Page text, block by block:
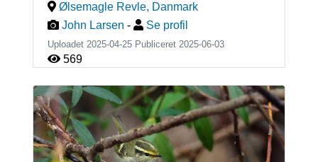
Ølsemagle Revle, Danmark
John Larsen - Se profil
Uploadet 2025-04-25 Publiceret 2025-06-03
569